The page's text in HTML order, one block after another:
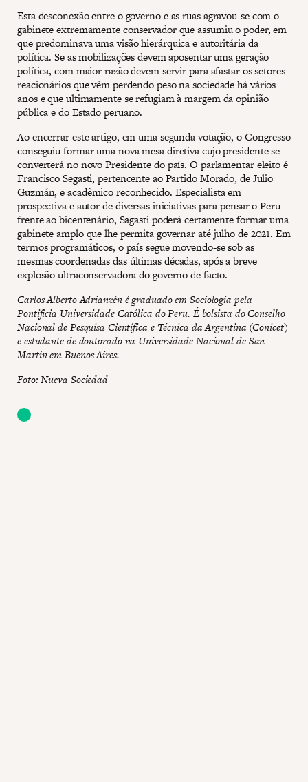
Esta desconexão entre o governo e as ruas agravou-se com o
gabinete extremamente conservador que assumiu o poder, em
que predominava uma visão hierárquica e autoritária da
política. Se as mobilizações devem aposentar uma geração
política, com maior razão devem servir para afastar os setores
reacionários que vêm perdendo peso na sociedade há vários
anos e que ultimamente se refugiam à margem da opinião
pública e do Estado peruano.
Ao encerrar este artigo, em uma segunda votação, o Congresso
conseguiu formar uma nova mesa diretiva cujo presidente se
converterá no novo Presidente do país. O parlamentar eleito é
Francisco Segasti, pertencente ao Partido Morado, de Julio
Guzmán, e acadêmico reconhecido. Especialista em
prospectiva e autor de diversas iniciativas para pensar o Peru
frente ao bicentenário, Sagasti poderá certamente formar uma
gabinete amplo que lhe permita governar até julho de 2021. Em
termos programáticos, o país segue movendo-se sob as
mesmas coordenadas das últimas décadas, após a breve
explosão ultraconservadora do governo de facto.
Carlos Alberto Adrianzén é graduado em Sociologia pela
Pontifícia Universidade Católica do Peru. É bolsista do Conselho
Nacional de Pesquisa Científica e Técnica da Argentina (Conicet)
e estudante de doutorado na Universidade Nacional de San
Martín em Buenos Aires.
Foto: Nueva Sociedad